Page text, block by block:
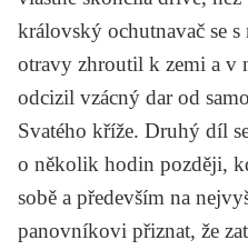
královský ochutnavač se
otravy zhroutil k zemi a v
odcizil vzácný dar od
Svatého kříže. Druhý díl
o několik hodin později,
sobě a především na
panovníkovi přiznat, že